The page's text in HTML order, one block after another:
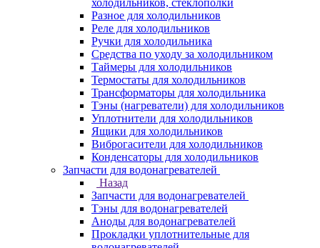
холодильников, стеклополки
Разное для холодильников
Реле для холодильников
Ручки для холодильника
Средства по уходу за холодильником
Таймеры для холодильников
Термостаты для холодильников
Трансформаторы для холодильника
Тэны (нагреватели) для холодильников
Уплотнители для холодильников
Ящики для холодильников
Виброгасители для холодильников
Конденсаторы для холодильников
Запчасти для водонагревателей
Назад
Запчасти для водонагревателей
Тэны для водонагревателей
Аноды для водонагревателей
Прокладки уплотнительные для